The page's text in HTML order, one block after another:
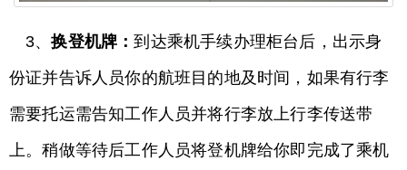
3、换登机牌：到达乘机手续办理柜台后，出示身
份证并告诉人员你的航班目的地及时间，如果有行李
需要托运需告知工作人员并将行李放上行李传送带
上。稍做等待后工作人员将登机牌给你即完成了乘机